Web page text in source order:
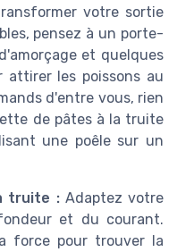
votre sortie
pensez à un porte-
et quelques
attirer les poissons au
d'entre vous, rien
de pâtes à la truite
une poêle sur un
truite :Adaptez votre
et du courant.
force pour trouver la